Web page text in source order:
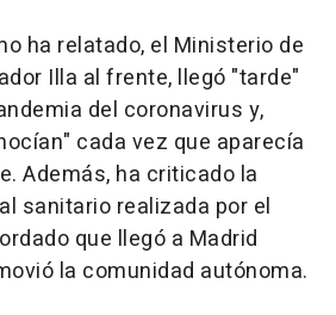
ha relatado, el Ministerio de
Illa al frente, llegó "tarde"
del coronavirus y,
cada vez que aparecía
Además, ha criticado la
sanitario realizada por el
que llegó a Madrid
la comunidad autónoma.